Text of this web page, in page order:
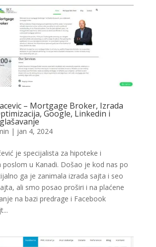
– Mortgage Broker, Izrada
Google, Linkedin i
| jan 4, 2024
je specijalista za hipoteke i
poslom u Kanadi. Došao je kod nas po
ga je zanimala izrada sajta i seo
ali smo posao proširi i na plaćene
na bazi predrage i Facebook